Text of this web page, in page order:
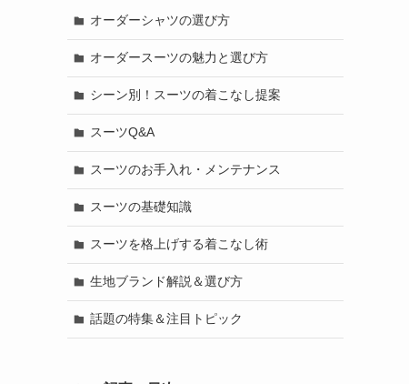
オーダーシャツの選び方
オーダースーツの魅力と選び方
シーン別！スーツの着こなし提案
スーツQ&A
スーツのお手入れ・メンテナンス
スーツの基礎知識
スーツを格上げする着こなし術
生地ブランド解説＆選び方
話題の特集＆注目トピック